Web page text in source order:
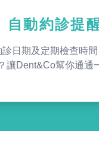
自動約診提
日期及定期檢查時
讓Dent&Co幫你通通